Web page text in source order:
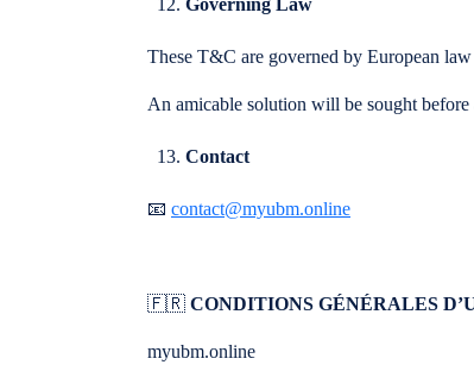
Governing Law
These T&C are governed by European
An amicable solution will be sought before
Contact
📧 contact@myubm.online
🇫🇷 CONDITIONS GÉNÉRALES
myubm.online